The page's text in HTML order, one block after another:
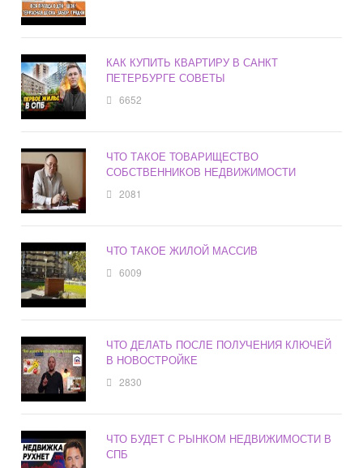
КАК КУПИТЬ КВАРТИРУ В САНКТ
ПЕТЕРБУРГЕ СОВЕТЫ
6652
ЧТО ТАКОЕ ТОВАРИЩЕСТВО
СОБСТВЕННИКОВ НЕДВИЖИМОСТИ
2081
ЧТО ТАКОЕ ЖИЛОЙ МАССИВ
6009
ЧТО ДЕЛАТЬ ПОСЛЕ ПОЛУЧЕНИЯ КЛЮЧЕЙ
В НОВОСТРОЙКЕ
2830
ЧТО БУДЕТ С РЫНКОМ НЕДВИЖИМОСТИ В
СПБ